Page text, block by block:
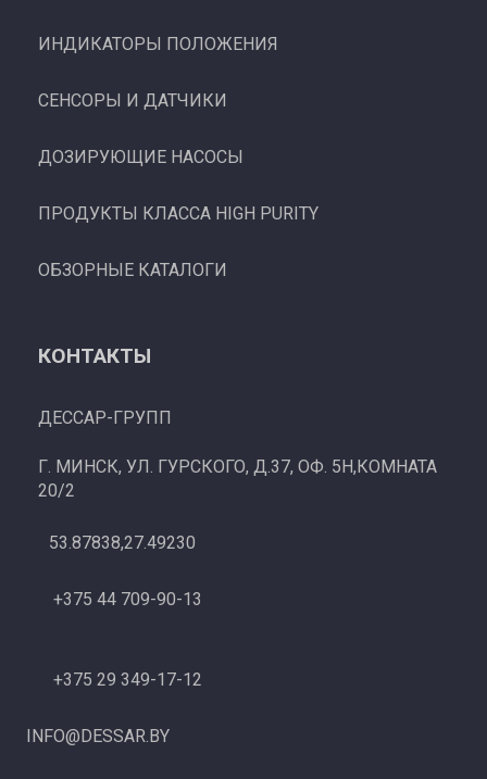
ИНДИКАТОРЫ ПОЛОЖЕНИЯ
СЕНСОРЫ И ДАТЧИКИ
ДОЗИРУЮЩИЕ НАСОСЫ
ПРОДУКТЫ КЛАССА HIGH PURITY
ОБЗОРНЫЕ КАТАЛОГИ
КОНТАКТЫ
ДЕССАР-ГРУПП
Г. МИНСК, УЛ. ГУРСКОГО, Д.37, ОФ. 5Н,КОМНАТА
20/2
53.87838,27.49230
+375 44 709-90-13
+375 29 349-17-12
INFO@DESSAR.BY